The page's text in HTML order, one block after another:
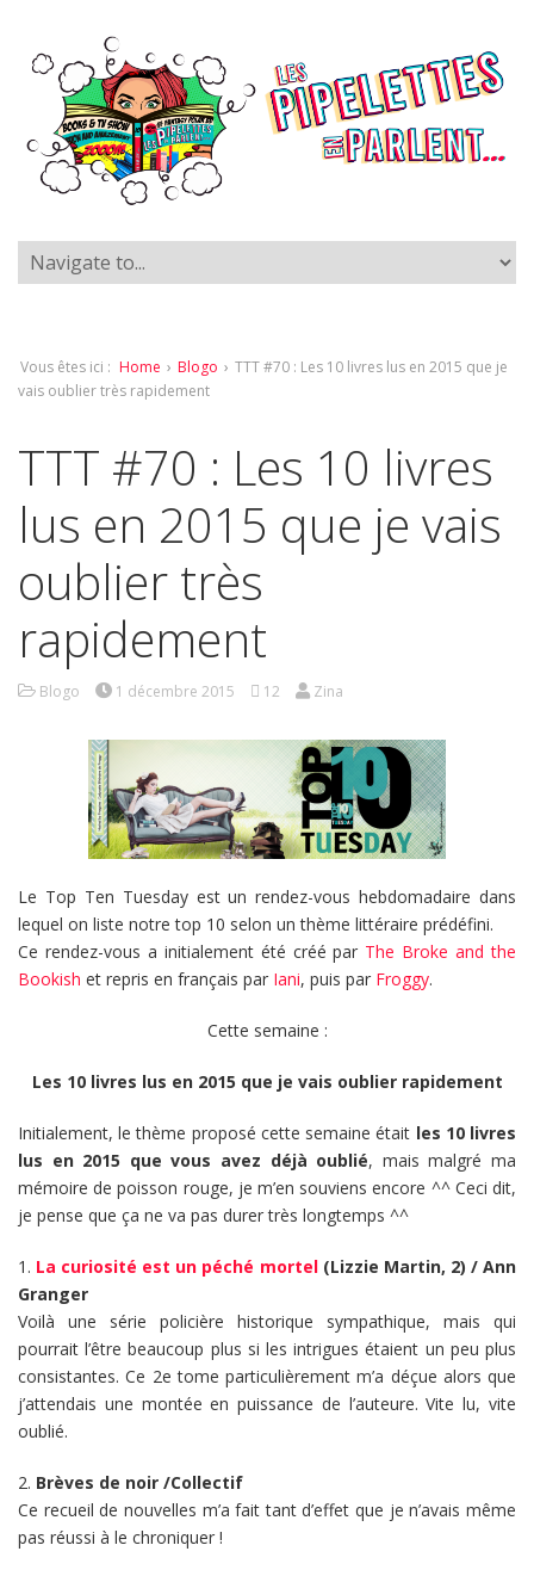
Vous êtes ici : Home › Blogo › TTT #70 : Les 10 livres lus en 2015 que je
vais oublier très rapidement
TTT #70 : Les 10 livres
lus en 2015 que je vais
oublier très
rapidement
Blogo 1 décembre 2015 12 Zina
Le Top Ten Tuesday est un rendez-vous hebdomadaire dans
lequel on liste notre top 10 selon un thème littéraire prédéfini.
Ce rendez-vous a initialement été créé par The Broke and the
Bookish et repris en français par Iani, puis par Froggy.
Cette semaine :
Les 10 livres lus en 2015 que je vais oublier rapidement
Initialement, le thème proposé cette semaine était les 10 livres
lus en 2015 que vous avez déjà oublié, mais malgré ma
mémoire de poisson rouge, je m’en souviens encore ^^ Ceci dit,
je pense que ça ne va pas durer très longtemps ^^
1. La curiosité est un péché mortel(Lizzie Martin, 2) / Ann
Granger
Voilà une série policière historique sympathique, mais qui
pourrait l’être beaucoup plus si les intrigues étaient un peu plus
consistantes. Ce 2e tome particulièrement m’a déçue alors que
j’attendais une montée en puissance de l’auteure. Vite lu, vite
oublié.
2. Brèves de noir /Collectif
Ce recueil de nouvelles m’a fait tant d’effet que je n’avais même
pas réussi à le chroniquer !